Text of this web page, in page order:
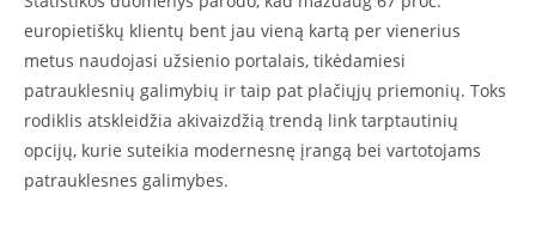
europietiškų klientų bent jau vieną kartą per vienerius
metus naudojasi užsienio portalais, tikėdamiesi
patrauklesnių galimybių ir taip pat plačiųjų priemonių. Toks
rodiklis atskleidžia akivaizdžią trendą link tarptautinių
opcijų, kurie suteikia modernesnę įrangą bei vartotojams
patrauklesnes galimybes.